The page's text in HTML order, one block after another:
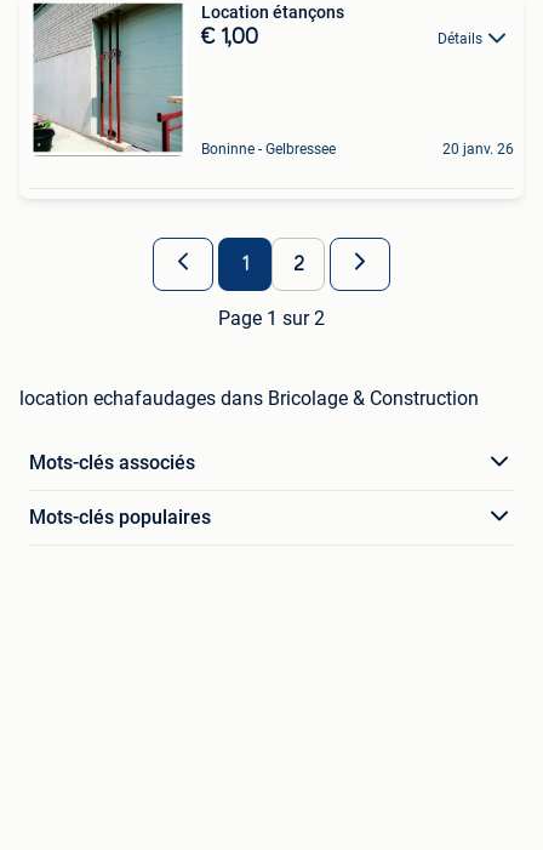
Location étançons
€ 1,00 Détails
Boninne - Gelbressee 20 janv. 26
1 2
Page 1 sur 2
location echafaudages dans Bricolage & Construction
Mots-clés associés
Mots-clés populaires